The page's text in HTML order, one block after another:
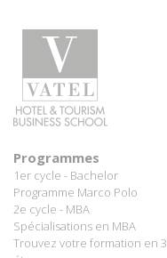
Programmes
1er cycle - Bachelor
Programme Marco Polo
2e cycle - MBA
Spécialisations en MBA
Trouvez votre formation en 3